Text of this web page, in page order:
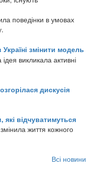
поведінки в умовах
змінити модель
ідея викликала активні
дискусія
які відчуватимуться
життя кожного
Всі новини